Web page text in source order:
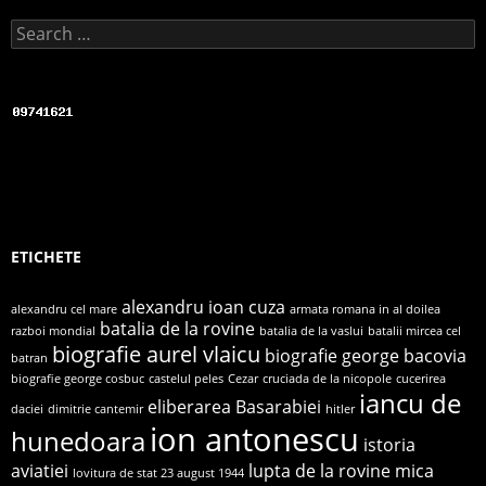
k
Search for:
ETICHETE
alexandru cel mare alexandru ioan cuza armata romana in al doilea
razboi mondial batalia de la rovine batalia de la vaslui batalii mircea cel
batran biografie aurel vlaicu biografie george bacovia
biografie george cosbuc castelul peles Cezar cruciada de la nicopole cucerirea
daciei dimitrie cantemir eliberarea Basarabiei hitler iancu de
hunedoara ion antonescu istoria
aviatiei lovitura de stat 23 august 1944 lupta de la rovine mica